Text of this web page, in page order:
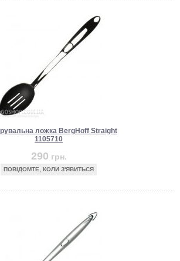
ложка BergHoff Straight
1105710
290 грн.
ПОВІДОМТЕ, КОЛИ З'ЯВИТЬСЯ